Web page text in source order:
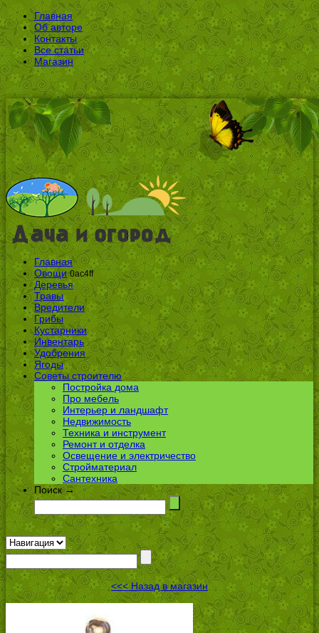
Главная
Об авторе
Контакты
Все статьи
Магазин
Главная
Овощи 0ac4ff
Деревья
Травы
Вредители
Грибы
Кустарники
Инвентарь
Удобрения
Ягоды
Советы строителю
Постройка дома
Про мебель
Интерьер и ландшафт
Недвижимость
Техника и инструмент
Ремонт и отделка
Освещение и электричество
Стройматериал
Сантехника
Поиск →
<<< Назад в магазин